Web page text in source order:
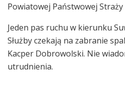
Powiatowej Państwowej Straży
Jeden pas ruchu w kierunku
Służby czekają na zabranie
Kacper Dobrowolski. Nie
utrudnienia.